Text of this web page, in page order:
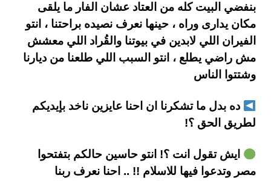
بنفضي البيت كله من العتاد عشان الفار ما يلقى
مكان يدارى وراه ، حينها نعرف نصيده براحتنا ، انتو
الفيران اللي لابدين في بيوتنا والقُراد اللي معشش
مش راضي يطلع ، انتو السبب اللي طلعنا من ديارنا
وشتتوا الناس
ده بدل ما تشكرنا ان احنا عايزين ناخد بإيديكم
لطريق الحق ؟!
ايش تقول انت ؟! انتو حاسين حالكم بتفتحوا
مصر وتدعوا فيها للاسلام !! .. احنا نعرف ربنا